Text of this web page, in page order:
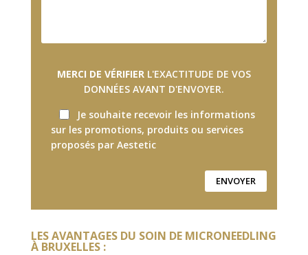
MERCI DE VÉRIFIERL'EXACTITUDE DE VOS
DONNÉES AVANT D'ENVOYER.
Je souhaite recevoir les informations
sur les promotions, produits ou services
proposés par Aestetic
LES AVANTAGES DU SOIN DE MICRONEEDLING
À BRUXELLES :